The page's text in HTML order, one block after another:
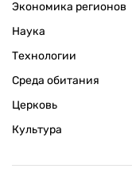
Экономика регионов
Наука
Технологии
Среда обитания
Церковь
Культура